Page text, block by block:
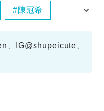
陳冠希
、IG@shupeicute、